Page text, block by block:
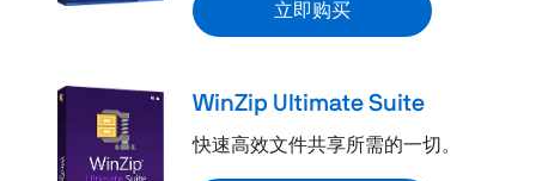
立即购买
WinZip Ultimate Suite
快速高效文件共享所需的一切。